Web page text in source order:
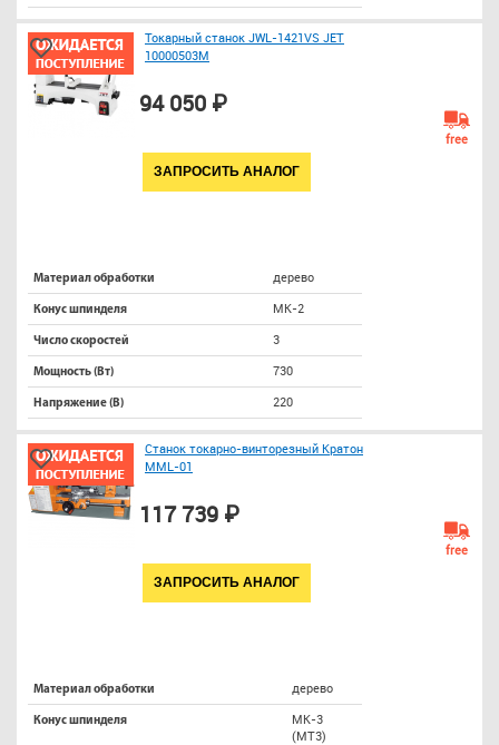
Токарный станок JWL-1421VS JET
10000503M
94 050 ₽
ЗАПРОСИТЬ АНАЛОГ
free
Материал обработки дерево
Конус шпинделя МК-2
Число скоростей 3
Мощность (Вт) 730
Напряжение (В) 220
Станок токарно-винторезный Кратон
MML-01
117 739 ₽
ЗАПРОСИТЬ АНАЛОГ
free
Материал обработки дерево
Конус шпинделя
МК-3
(МТ3)